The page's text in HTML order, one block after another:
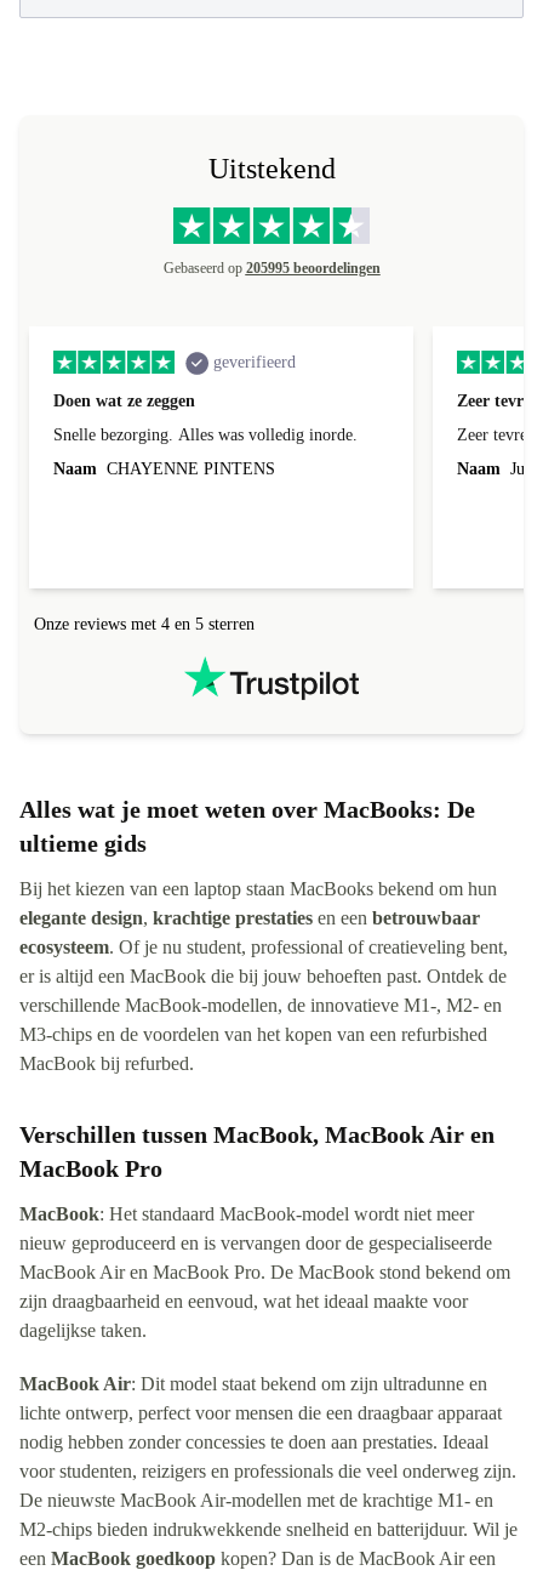
Uitstekend
Gebaseerd op 205995 beoordelingen
geverifieerd
Doen wat ze zeggen
Snelle bezorging. Alles was volledig inorde.
Naam CHAYENNE PINTENS
Zeer
Zeer
Naam
Onze reviews met 4 en 5 sterren
Alles wat je moet weten over MacBooks: De
ultieme gids
Bij het kiezen van een laptop staan MacBooks bekend om hun
elegante design, krachtige prestaties en een betrouwbaar
ecosysteem. Of je nu student, professional of creatieveling bent,
er is altijd een MacBook die bij jouw behoeften past. Ontdek de
verschillende MacBook-modellen, de innovatieve M1-, M2- en
M3-chips en de voordelen van het kopen van een refurbished
MacBook bij refurbed.
Verschillen tussen MacBook, MacBook Air en
MacBook Pro
MacBook: Het standaard MacBook-model wordt niet meer
nieuw geproduceerd en is vervangen door de gespecialiseerde
MacBook Air en MacBook Pro. De MacBook stond bekend om
zijn draagbaarheid en eenvoud, wat het ideaal maakte voor
dagelijkse taken.
MacBook Air: Dit model staat bekend om zijn ultradunne en
lichte ontwerp, perfect voor mensen die een draagbaar apparaat
nodig hebben zonder concessies te doen aan prestaties. Ideaal
voor studenten, reizigers en professionals die veel onderweg zijn.
De nieuwste MacBook Air-modellen met de krachtige M1- en
M2-chips bieden indrukwekkende snelheid en batterijduur. Wil je
een MacBook goedkoop kopen? Dan is de MacBook Air een